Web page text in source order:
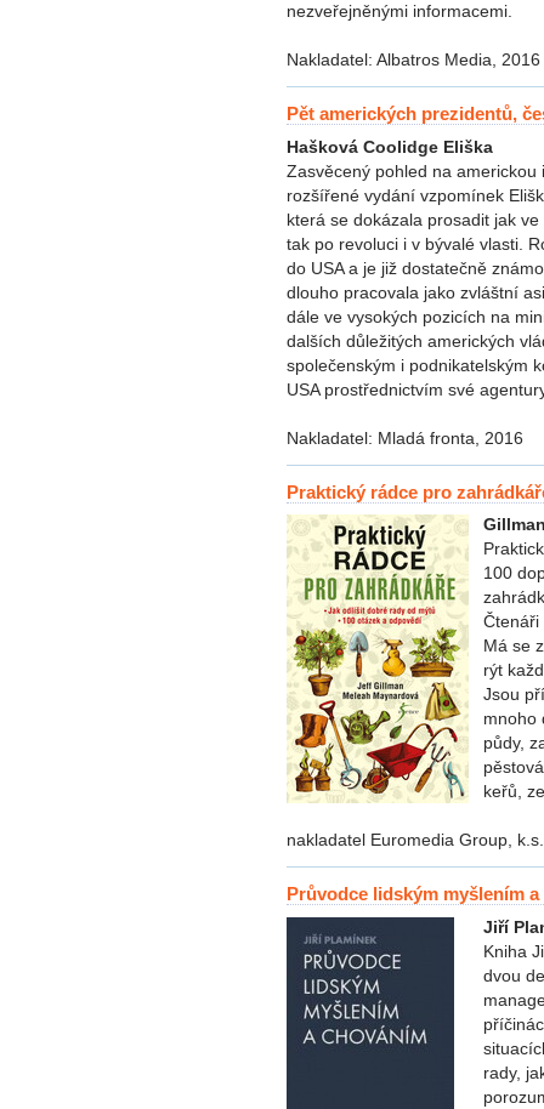
nezveřejněnými informacemi.
Nakladatel: Albatros Media, 2016
Pět amerických prezidentů,
Hašková Coolidge Eliška
Zasvěcený pohled na
rozšířené vydání vzpomínek
která se dokázala prosadit jak
tak po revoluci i v bývalé vlasti.
do USA a je již dostatečně
dlouho pracovala jako zvláštní
dále ve vysokých pozicích na
dalších důležitých amerických
společenským i podnikatelským
USA prostřednictvím své
Nakladatel: Mladá fronta, 2016
Praktický rádce pro
100
Čtenáři
Má se
rýt
Jsou
mnoho
půdy,
keřů,
nakladatel Euromedia Group,
Průvodce lidským myšlením
Jiří
Kniha
dvou
rady,